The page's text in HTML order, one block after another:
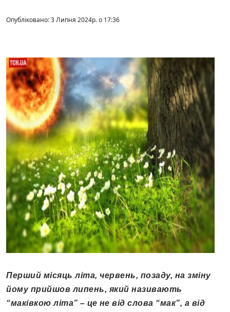
Опубліковано: 3 Липня 2024р. о 17:36
Перший місяць літа, червень, позаду, на зміну
йому прийшов липень, який називають
“маківкою літа” – це не від слова “мак”, а від